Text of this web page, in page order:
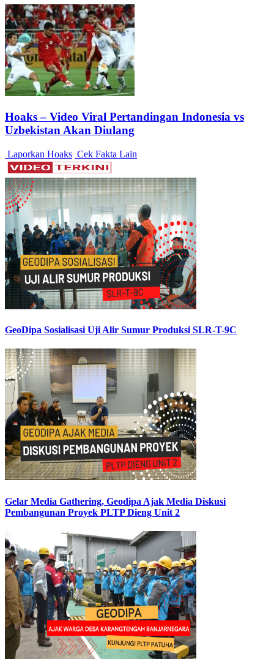
Hoaks – Video Viral Pertandingan Indonesia vs
Uzbekistan Akan Diulang
Laporkan Hoaks Cek Fakta Lain
GeoDipa Sosialisasi Uji Alir Sumur Produksi SLR-T-9C
Gelar Media Gathering, Geodipa Ajak Media Diskusi
Pembangunan Proyek PLTP Dieng Unit 2